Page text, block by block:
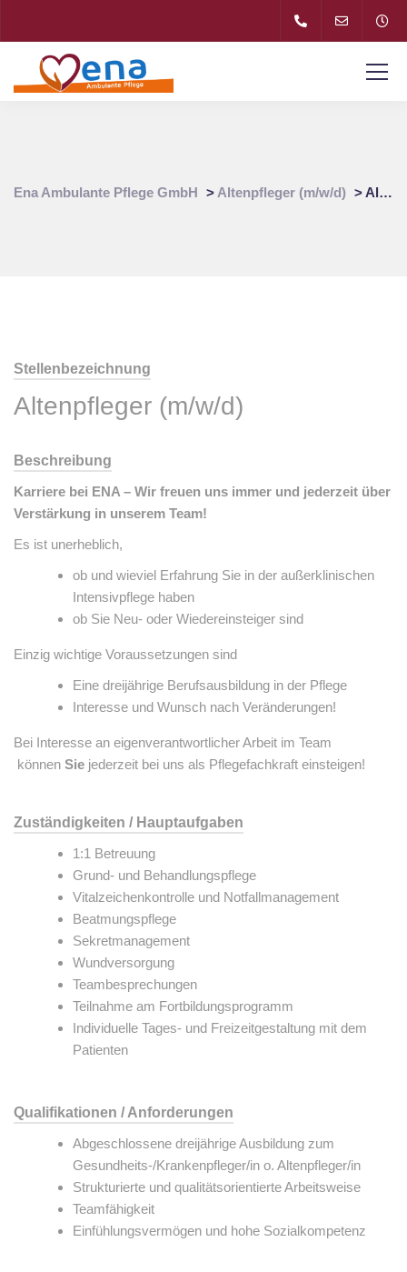
Ena Ambulante Pflege GmbH > Altenpfleger (m/w/d) >Altenpfleger (m/w/d) für Pflegedienst in 81373 Sendling-Westpark
Stellenbezeichnung
Altenpfleger (m/w/d)
Beschreibung
Karriere bei ENA – Wir freuen uns immer und jederzeit über
Verstärkung in unserem Team!
Es ist unerheblich,
ob und wieviel Erfahrung Sie in der außerklinischen
Intensivpflege haben
ob Sie Neu- oder Wiedereinsteiger sind
Einzig wichtige Voraussetzungen sind
Eine dreijährige Berufsausbildung in der Pflege
Interesse und Wunsch nach Veränderungen!
Bei Interesse an eigenverantwortlicher Arbeit im Team
können Sie jederzeit bei uns als Pflegefachkraft einsteigen!
Zuständigkeiten / Hauptaufgaben
1:1 Betreuung
Grund- und Behandlungspflege
Vitalzeichenkontrolle und Notfallmanagement
Beatmungspflege
Sekretmanagement
Wundversorgung
Teambesprechungen
Teilnahme am Fortbildungsprogramm
Individuelle Tages- und Freizeitgestaltung mit dem
Patienten
Qualifikationen / Anforderungen
Abgeschlossene dreijährige Ausbildung zum
Gesundheits-/Krankenpfleger/in o. Altenpfleger/in
Strukturierte und qualitätsorientierte Arbeitsweise
Teamfähigkeit
Einfühlungsvermögen und hohe Sozialkompetenz